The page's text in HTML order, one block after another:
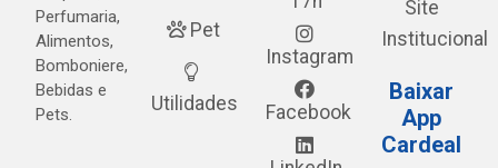
Perfumaria,
Alimentos,
Bomboniere,
Bebidas e
Pets.
Pet
Utilidades
Instagram
Facebook
Site
Institucional
Baixar
App
Cardeal